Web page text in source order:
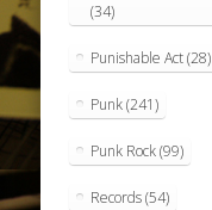
(34)
Punishable Act(28)
Punk(241)
Punk Rock(99)
Records(54)